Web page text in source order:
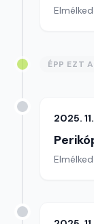
ÉPP EZT
2025.